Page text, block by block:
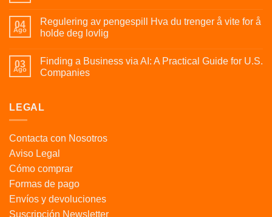
04
Ago
Regulering av pengespill Hva du trenger å vite for å
holde deg lovlig
03
Ago
Finding a Business via AI: A Practical Guide for U.S.
Companies
LEGAL
Contacta con Nosotros
Aviso Legal
Cómo comprar
Formas de pago
Envíos y devoluciones
Suscripción Newsletter